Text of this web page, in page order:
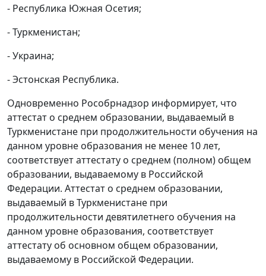
- Республика Южная Осетия;
- Туркменистан;
- Украина;
- Эстонская Республика.
Одновременно Рособрнадзор информирует, что
аттестат о среднем образовании, выдаваемый в
Туркменистане при продолжительности обучения на
данном уровне образования не менее 10 лет,
соответствует аттестату о среднем (полном) общем
образовании, выдаваемому в Российской
Федерации. Аттестат о среднем образовании,
выдаваемый в Туркменистане при
продолжительности девятилетнего обучения на
данном уровне образования, соответствует
аттестату об основном общем образовании,
выдаваемому в Российской Федерации.